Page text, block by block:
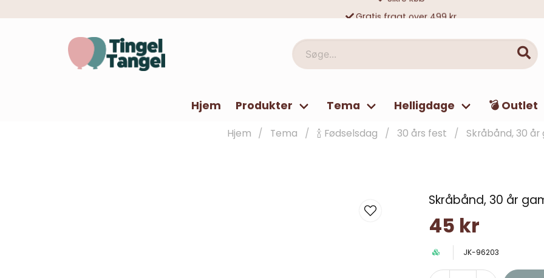
Søge...
Hjem Produkter Tema Helligdage 💣 Outlet
Hjem Tema 🍾 Fødselsdag 30 års fest Skråbånd, 30
Skråbånd, 30 år
45 kr
JK-96203